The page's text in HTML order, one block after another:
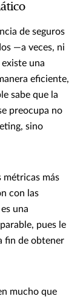
de seguros
—a veces, ni
una
eficiente,
sabe que la
preocupa no
sino
métricas más
con las
una
pues le
fin de obtener
mucho que